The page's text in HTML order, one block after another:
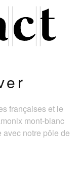
françaises et le
mont-blanc
avec notre pôle de